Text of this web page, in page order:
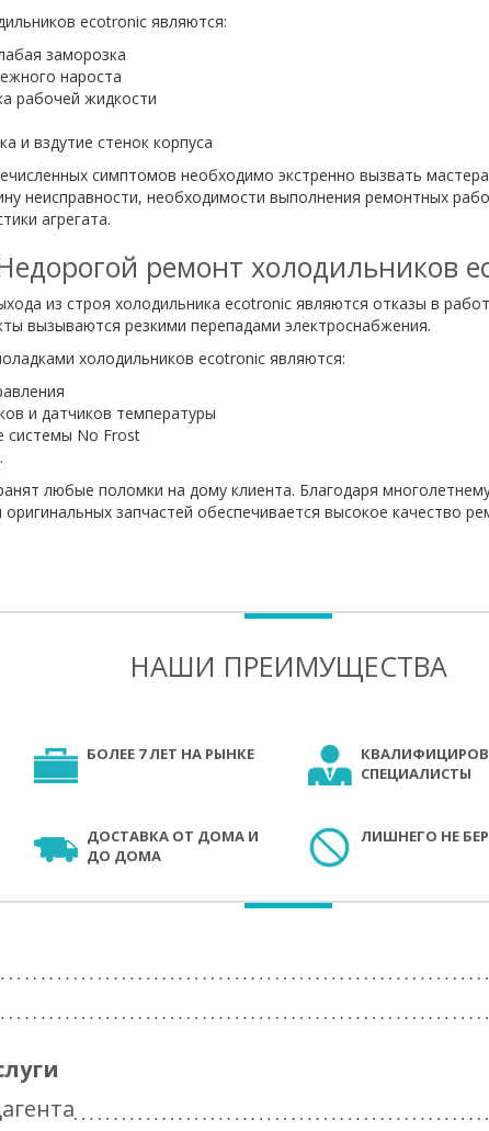
ecotronic являются:
заморозка
нароста
рабочей жидкости
и вздутие стенок корпуса
симптомов необходимо экстренно вызвать
неисправности, необходимости выполнения ремонтных
агрегата.
ремонт холодильников
из строя холодильника ecotronic являются отказы в
вызываются резкими перепадами электроснабжения.
холодильников ecotronic являются:
и датчиков температуры
системы No Frost
любые поломки на дому клиента. Благодаря
запчастей обеспечивается высокое качество
НАШИ ПРЕИМУЩЕСТВА
БОЛЕЕ 7 ЛЕТ НА РЫНКЕ
СПЕЦИАЛИСТЫ
ДОСТАВКА ОТ ДОМА И
ДО ДОМА
ЛИШНЕГО НЕ